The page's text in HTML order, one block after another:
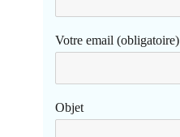
Votre email (obligatoire)
Objet